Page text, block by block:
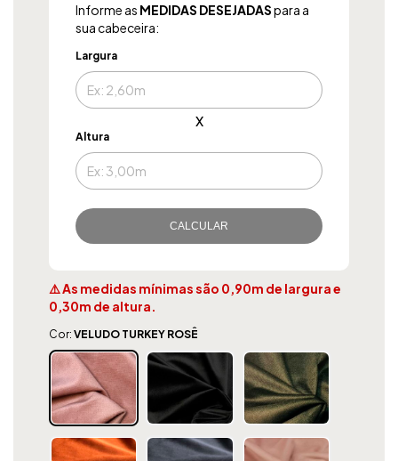
Informe as MEDIDAS DESEJADASpara a
sua cabeceira:
Largura
x
Altura
CALCULAR
⚠️ As medidas mínimas são 0,90m de largura e
0,30m de altura.
Cor: VELUDO TURKEY ROSÊ